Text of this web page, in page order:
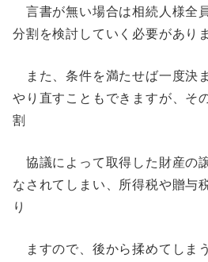
言書が無い場合は相続人様全
分割を検討していく必要がありま
また、条件を満たせば一度決
やり直すこともできますが、そ
割
協議によって取得した財産の
なされてしまい、所得税や贈与
り
ますので、後から揉めてしま